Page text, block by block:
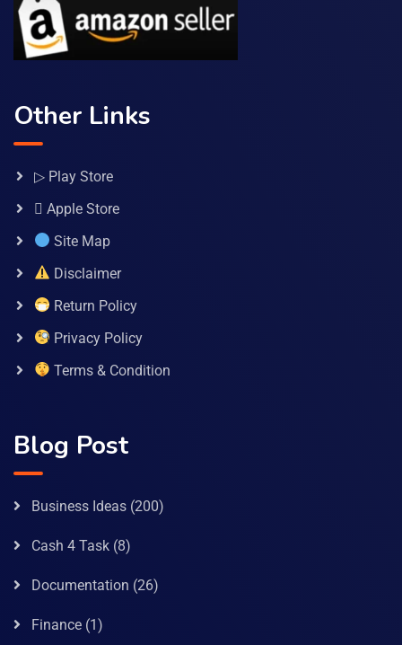
Other Links
▷ Play Store
 Apple Store
Site Map
Disclaimer
Return Policy
Privacy Policy
Terms & Condition
Blog Post
Business Ideas (200)
Cash 4 Task (8)
Documentation (26)
Finance (1)